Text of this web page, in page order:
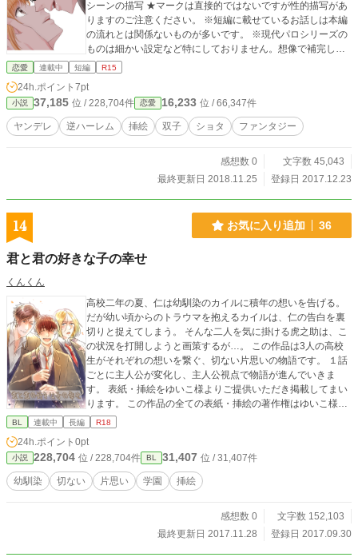
ならだ……。 もし縁がまだあるならば、また会うこともあ
るかもしれんな───」 (*『小説家になろう！』サイトにも
重複投稿しています)
シーンの描写 ★マークは直接的ではないですが性的描写があ
りますのご注意ください。 ※短編に載せているお話しは本編
の流れとは関係ないものが多いです。 ※現代パロシリーズの
ものは細かい設定など特にしておりません。想像で補完して
下さい。また主人公(ヒロイン)は読者様設定ですので名前を記
恋愛 連載中 短編 R15
24h.ポイント 7pt
小説 37,185 位 / 228,704件 恋愛 16,233 位 / 66,347件
ヤンデレ 逆ハーレム 挿絵 双子 ショタ ファンタジー
感想数 0
文字数 45,043
最終更新日 2018.11.25
登録日 2017.12.23
14 お気に入り追加 36
君と君の好きな子の幸せ
くんくん
高校二年の夏、仁は幼馴染のカイルに積年の想いを告げる。
だが幼い頃からのトラウマを抱えるカイルは、仁の告白を裏
切りと捉えてしまう。 そんな二人を気に掛ける虎之助は、こ
の状況を打開しようと画策するが…。 この作品は3人の高校
生がそれぞれの想いを繋ぐ、切ない片思いの物語です。 １話
ごとに主人公が変化し、主人公視点で物語が進んでいきま
す。 表紙・挿絵をゆいこ様よりご提供いただき掲載してまい
ります。 この作品の全ての表紙・挿絵の著作権はゆいこ様に
あります。 ? 2017 ゆいこ All Rights Reserved. 他サイト重複
BL 連載中 長編 R18
24h.ポイント 0pt
小説 228,704 位 / 228,704件 BL 31,407 位 / 31,407件
幼馴染 切ない 片思い 学園 挿絵
感想数 0
文字数 152,103
最終更新日 2017.11.28
登録日 2017.09.30